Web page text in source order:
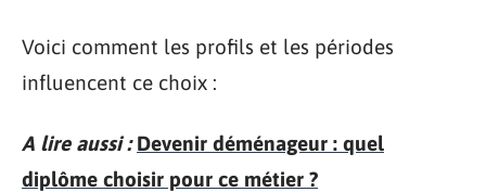
Voici comment les profils et les périodes
influencent ce choix :
A lire aussi : Devenir déménageur : quel
diplôme choisir pour ce métier ?